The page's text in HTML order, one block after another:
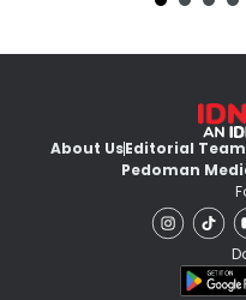
About UsEditorial Team
Pedoman